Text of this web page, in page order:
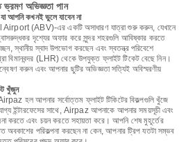
অভিজ্ঞতা পান
আপনি কখনই ভুলে যাবেন না
(ABV)-এর একটি অসাধারণ যাত্রা শুরু করুন, যেখানে
দৃশ্যের অফার করে সুন্দর শহরগুলি আবিষ্কার করতে
স্থানীয় স্বাদ উপভোগ করছেন এবং স্বতন্ত্র পরিবেশে
বিমানবন্দর (LHR) থেকে উপযুক্ত ফ্লাইট টিকেট বেছে নিন।
করুন এবং আপনার ছুটির অভিজ্ঞতা সত্যিই অবিস্মরণীয়
খুঁজুন
হল আপনার সর্বোত্তম ফ্লাইট টিকিটের বিকল্পগুলি খুঁজে
ইন্টারফেসের সাথে, Airpaz আপনাকে আপনার সময়সূচী এবং
করতে এবং চয়ন করতে সহায়তা করে। আপনি শেষ মুহূর্তের
অবকাশের পরিকল্পনা করছেন না কেন, আপনার ট্রিপ যতটা সম্ভব